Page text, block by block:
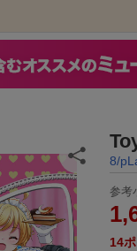
8/
参考
14